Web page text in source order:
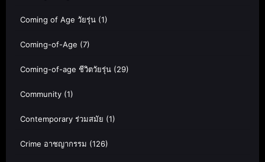
Coming of Age วัยรุ่น (1)
Coming-of-Age (7)
Coming-of-age ชีวิตวัยรุ่น (29)
Community (1)
Contemporary ร่วมสมัย (1)
Crime อาชญากรรม (126)